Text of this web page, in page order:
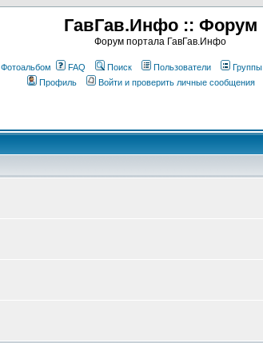
ГавГав.Инфо :: Форум
Форум портала ГавГав.Инфо
Фотоальбом FAQ Поиск Пользователи Группы
Профиль
Войти и проверить личные сообщения